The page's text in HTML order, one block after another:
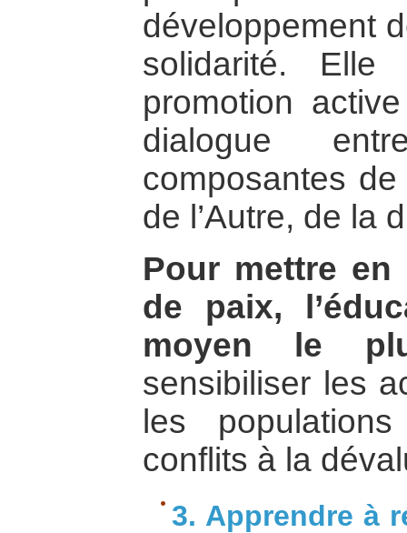
développement
solidarité. Elle
promotion
dialogue
composantes
de l’Autre, de la
Pour mettre
de paix,
moyen le
sensibiliser les
les
conflits à la
3. Apprendre à